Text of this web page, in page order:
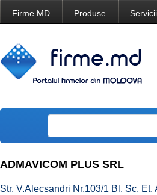
Firme.MD Produse Servicii
ADMAVICOM PLUS SRL
Str. V.Alecsandri Nr.103/1 Bl. Sc. Et.